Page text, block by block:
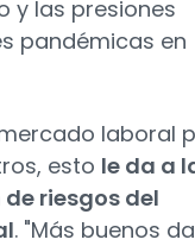
y las presiones
pandémicas en
laboral
esto le da a
riesgos del
. "Más buenos